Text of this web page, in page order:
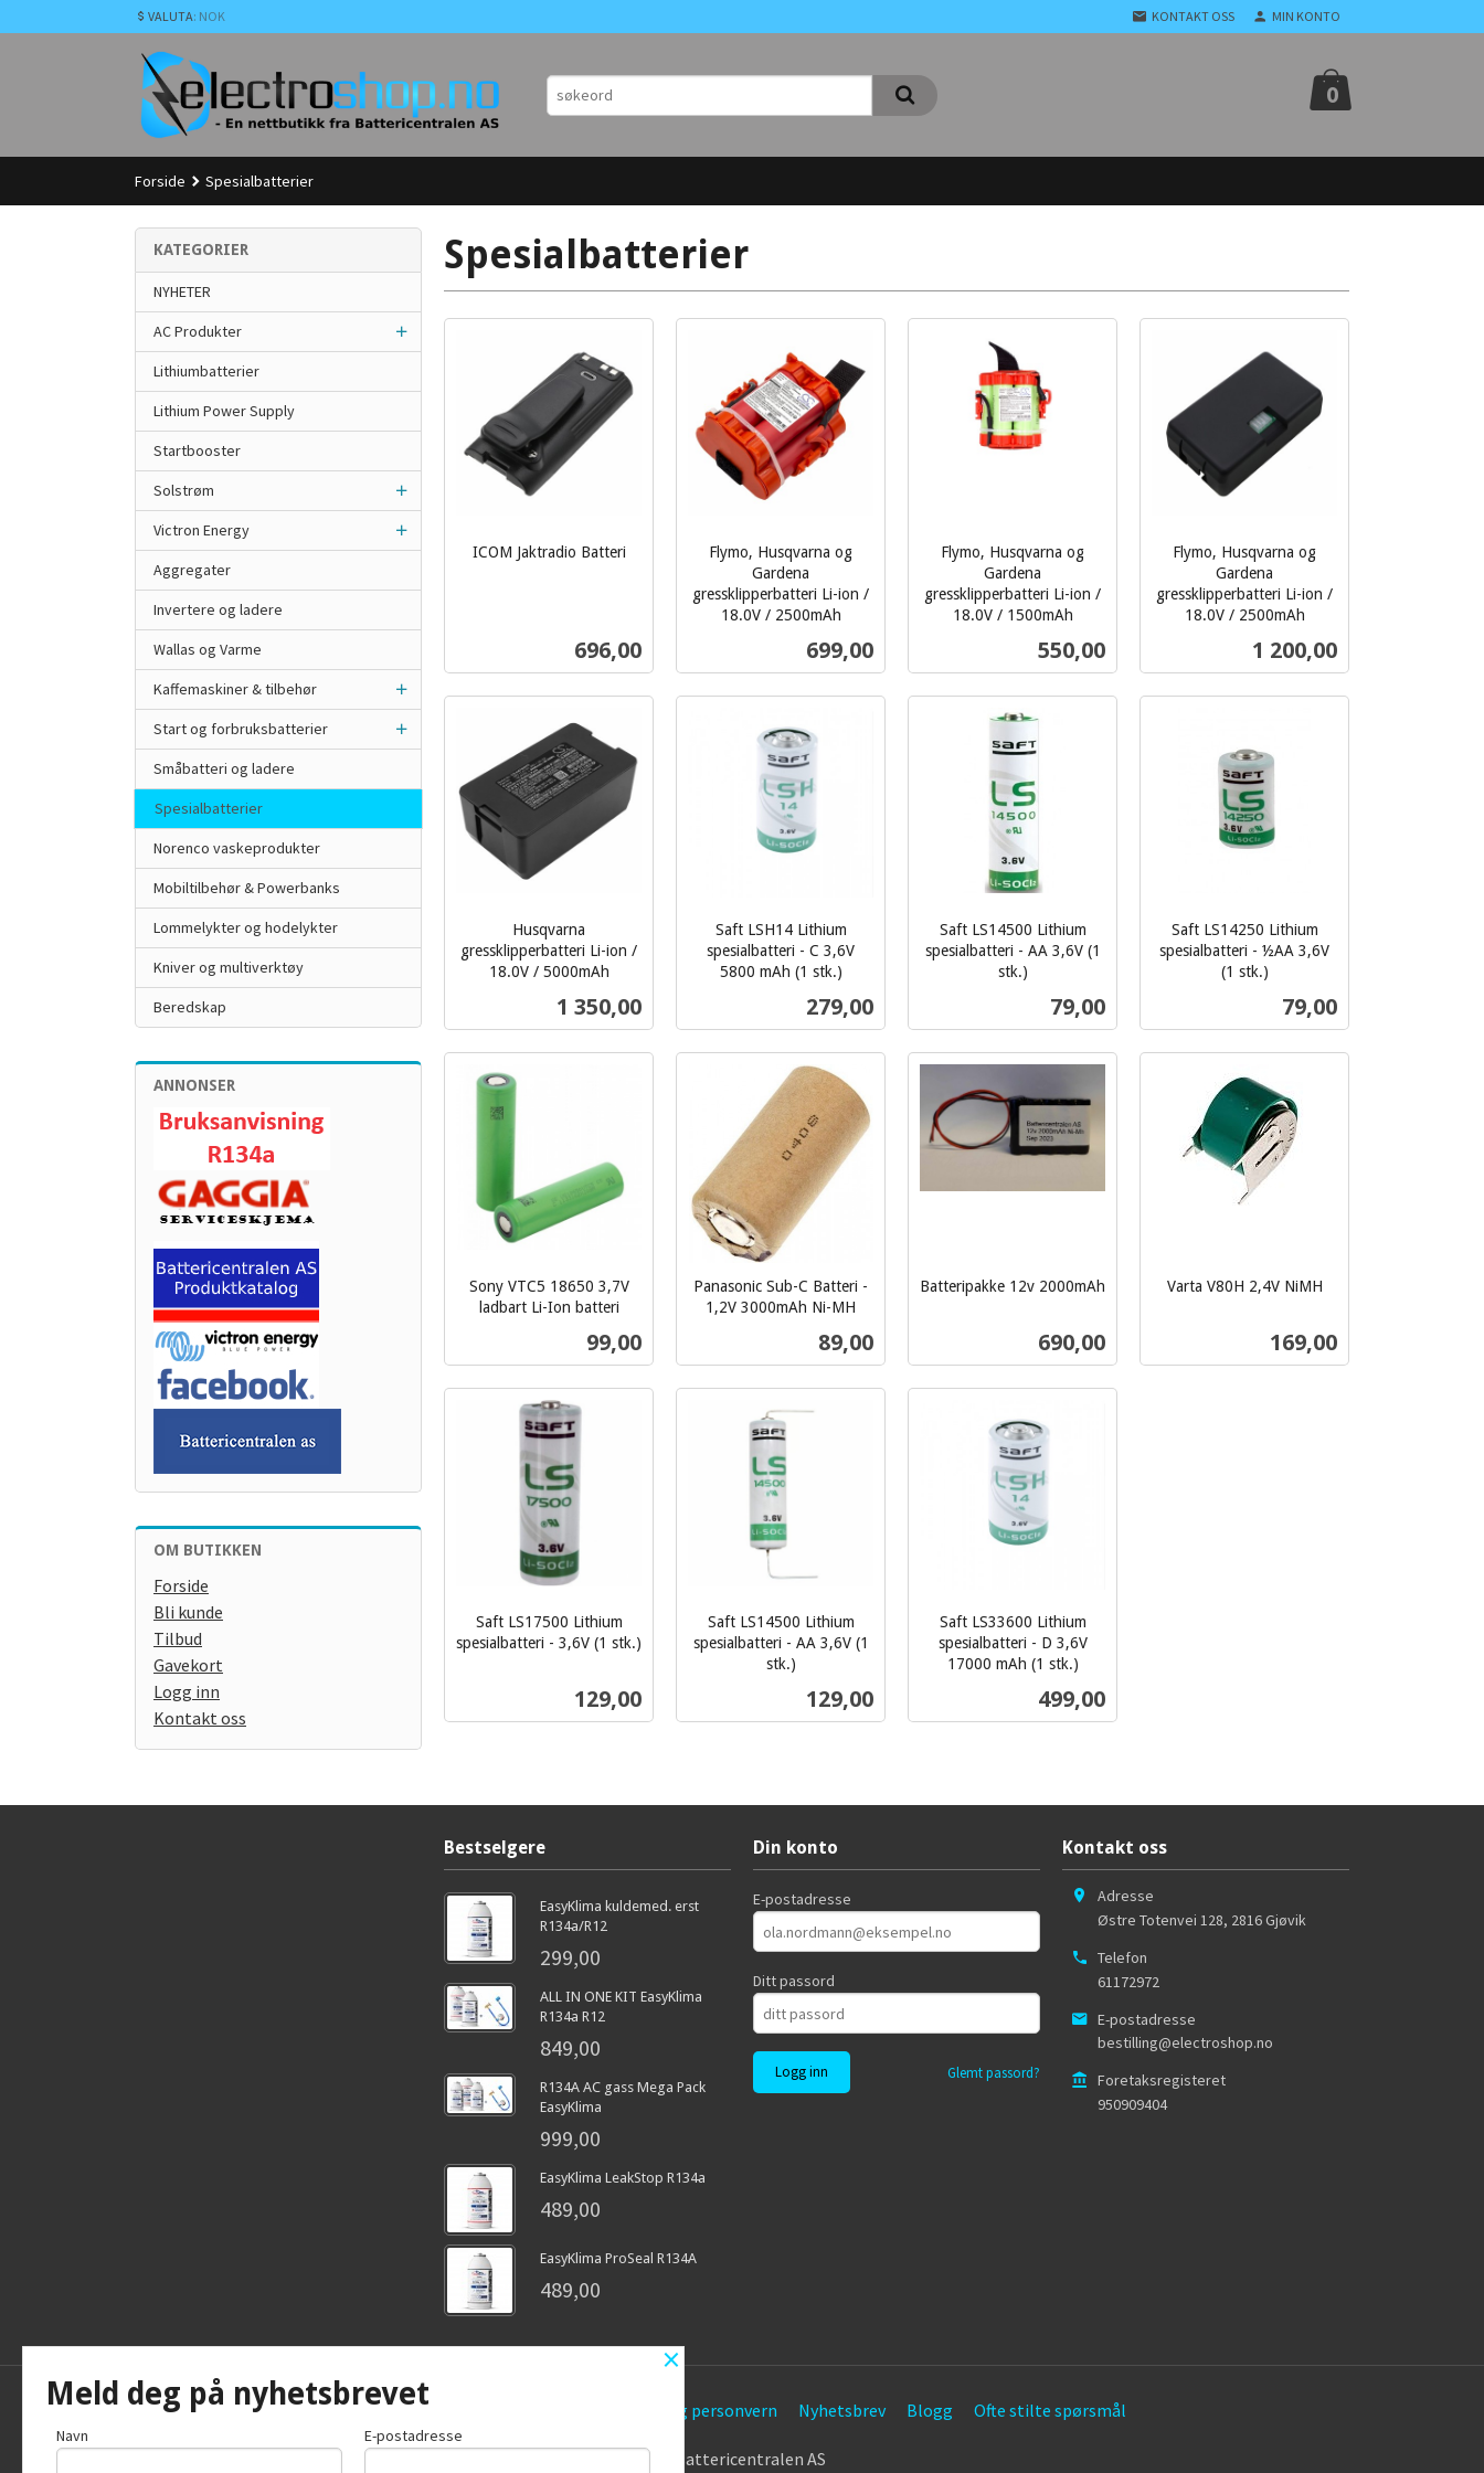
til
VALUTA: NOK KONTAKT OSS MIN KONTO
0
Forside Spesialbatterier
Spesialbatterier
ICOM Jaktradio Batteri
Pris
696,00
Kjøp
Flymo, Husqvarna og
Gardena
gressklipperbatteri Li-ion /
18.0V / 2500mAh
Pris
699,00
Flymo, Husqvarna og
Gardena
gressklipperbatteri Li-ion /
18.0V / 1500mAh
Pris
550,00
Kjøp
Flymo, Husqvarna og
Gardena
gressklipperbatteri Li-ion /
18.0V / 2500mAh
Pris
1 200,00
Husqvarna
gressklipperbatteri Li-ion /
18.0V / 5000mAh
Pris
1 350,00
Saft LSH14 Lithium
spesialbatteri - C 3,6V
5800 mAh (1 stk.)
Pris
279,00
Les mer
Saft LS14500 Lithium
spesialbatteri - AA 3,6V (1
stk.)
Pris
79,00
Saft LS14250 Lithium
spesialbatteri - ½AA 3,6V
(1 stk.)
Pris
79,00
Kjøp
Sony VTC5 18650 3,7V
ladbart Li-Ion batteri
Pris
99,00
Les mer
Panasonic Sub-C Batteri -
1,2V 3000mAh Ni-MH
Pris
89,00
Kjøp
Batteripakke 12v 2000mAh
Pris
690,00
Varta V80H 2,4V NiMH
Pris
169,00
Saft LS17500 Lithium
spesialbatteri - 3,6V (1 stk.)
Pris
129,00
Saft LS14500 Lithium
spesialbatteri - AA 3,6V (1
stk.)
Pris
129,00
Saft LS33600 Lithium
spesialbatteri - D 3,6V
17000 mAh (1 stk.)
Pris
499,00
KATEGORIER
NYHETER
AC Produkter
Lithiumbatterier
Lithium Power Supply
Startbooster
Solstrøm
Victron Energy
Aggregater
Invertere og ladere
Wallas og Varme
Kaffemaskiner & tilbehør
Start og forbruksbatterier
Småbatteri og ladere
Spesialbatterier
Norenco vaskeprodukter
Mobiltilbehør & Powerbanks
Lommelykter og hodelykter
Kniver og multiverktøy
Beredskap
ANNONSER
OM BUTIKKEN
Forside
Bli kunde
Tilbud
Gavekort
Logg inn
Kontakt oss
Bestselgere
EasyKlima kuldemed. erst
R134a/R12
299,00
ALL IN ONE KIT EasyKlima
R134a R12
849,00
R134A AC gass Mega Pack
EasyKlima
999,00
EasyKlima LeakStop R134a
489,00
EasyKlima ProSeal R134A
489,00
Din konto
E-postadresse
Ditt passord
Glemt passord?
Kontakt oss
Adresse
Østre Totenvei 128, 2816Gjøvik
Telefon
61172972
E-postadresse
bestilling@electroshop.no
Foretaksregisteret
950909404
Frakt Sikkerhet og personvern Nyhetsbrev Blogg Ofte stilte spørsmål
© Battericentralen AS
×
Meld deg på nyhetsbrevet
Navn E-postadresse